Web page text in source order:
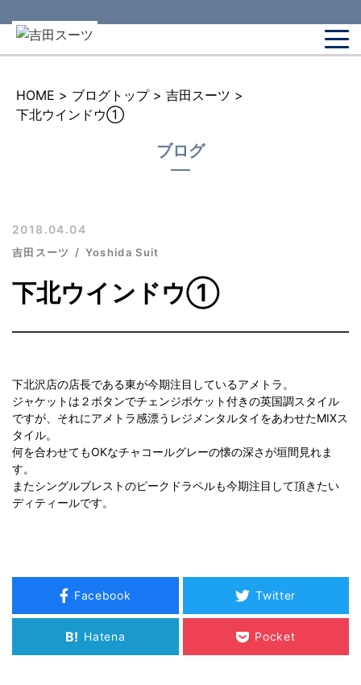
HOME > ブログトップ > 吉田スーツ >
下北ウインドウ①
ブログ
2018.04.04
吉田スーツ Yoshida Suit
下北ウインドウ①
下北沢店の店長である東が今期注目しているアメトラ。
ジャケットは２ボタンでチェンジポケット付きの英国調スタイル
ですが、それにアメトラ感漂うレジメンタルタイをあわせたMIXス
タイル。
何を合わせてもOKなチャコールグレーの懐の深さが垣間見れま
す。
またシングルブレストのピークドラペルも今期注目して頂きたい
ディティールです。
Facebook Twitter
B! Hatena Pocket